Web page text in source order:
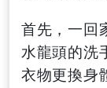
首先，一回
水龍頭的洗
衣物更換身